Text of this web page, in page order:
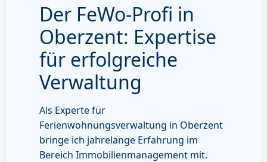
Der FeWo-Profi in
Oberzent: Expertise
für erfolgreiche
Verwaltung
Als Experte für
Ferienwohnungsverwaltung in Oberzent
bringe ich jahrelange Erfahrung im
Bereich Immobilienmanagement mit.